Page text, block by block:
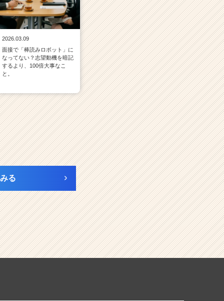
2026.03.09
面接で「棒読みロボット」に
なってない？志望動機を暗記
するより、100倍大事なこ
と。
る